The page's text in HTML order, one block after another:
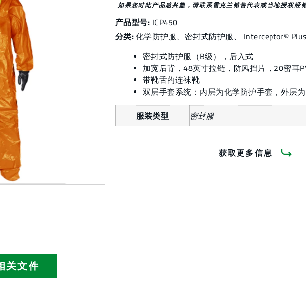
如果您对此产品感兴趣，请联系雷克兰销售代表或当地授权经销
产品型号: ICP450
分类: 化学防护服、 密封式防护服、 Interceptor® Plus
密封式防护服（B级），后入式
加宽后背，48英寸拉链，防风挡片，20密耳
带靴舌的连袜靴
双层手套系统：内层为化学防护手套，外层
服装类型 密封服
获取更多信息
关文件